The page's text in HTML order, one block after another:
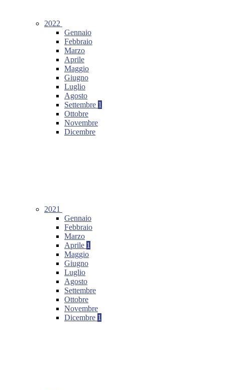
2022
Gennaio
Febbraio
Marzo
Aprile
Maggio
Giugno
Luglio
Agosto
Settembre 1
Ottobre
Novembre
Dicembre
2021
Gennaio
Febbraio
Marzo
Aprile 1
Maggio
Giugno
Luglio
Agosto
Settembre
Ottobre
Novembre
Dicembre 1